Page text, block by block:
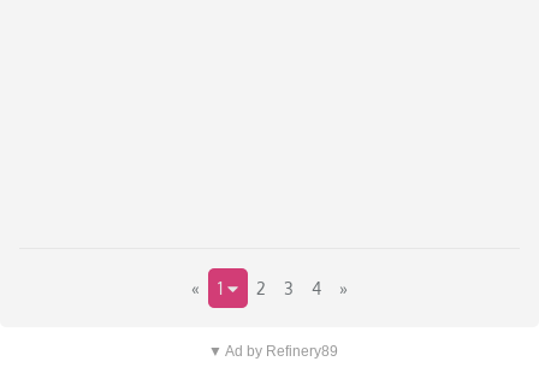
« 1 2 3 4 »
▼ Ad by Refinery89